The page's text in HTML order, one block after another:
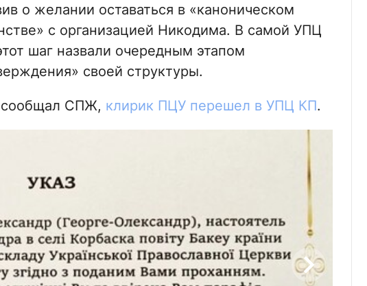
о желании оставаться в «каноническом
с организацией Никодима. В самой УПЦ
шаг назвали очередным этапом
своей структуры.
сообщал СПЖ, клирик ПЦУ перешел в УПЦ КП.